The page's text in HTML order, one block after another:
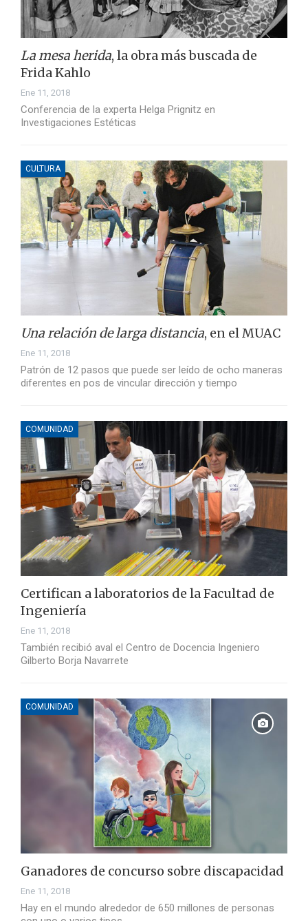
La mesa herida, la obra más buscada de
Frida Kahlo
Ene 11, 2018
Conferencia de la experta Helga Prignitz en
Investigaciones Estéticas
CULTURA
Una relación de larga distancia, en el MUAC
Ene 11, 2018
Patrón de 12 pasos que puede ser leído de ocho maneras
diferentes en pos de vincular dirección y tiempo
COMUNIDAD
Certifican a laboratorios de la Facultad de
Ingeniería
Ene 11, 2018
También recibió aval el Centro de Docencia Ingeniero
Gilberto Borja Navarrete
COMUNIDAD
Ganadores de concurso sobre discapacidad
Ene 11, 2018
Hay en el mundo alrededor de 650 millones de personas